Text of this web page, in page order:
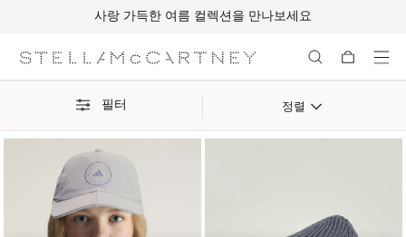
사랑 가득한 여름 컬렉션을 만나보세요
필터 정렬